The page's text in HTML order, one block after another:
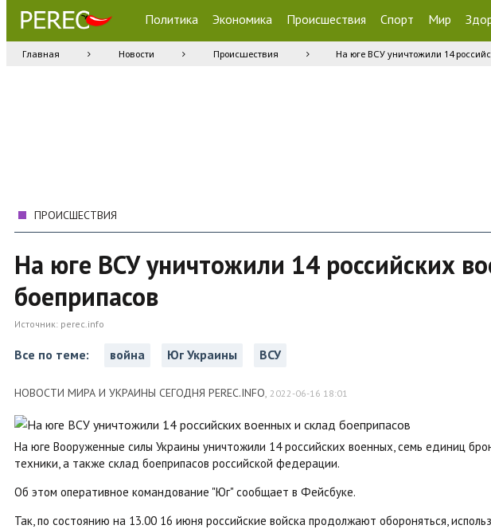
Политика Экономика Происшествия Спорт Мир
Главная Новости Происшествия На юге ВСУ уничтожили 14
ПРОИСШЕСТВИЯ
На юге ВСУ уничтожили 14 российских
боеприпасов
Источник: perec.info
Все по теме: война Юг Украины ВСУ
НОВОСТИ МИРА И УКРАИНЫ СЕГОДНЯ PEREC.INFO, 2022-06-16 18:01
На юге Вооруженные силы Украины уничтожили 14 российских военных, семь единиц
техники, а также склад боеприпасов российской федерации.
Об этом оперативное командование "Юг" сообщает в Фейсбуке.
Так, по состоянию на 13.00 16 июня российские войска продолжают обороняться,